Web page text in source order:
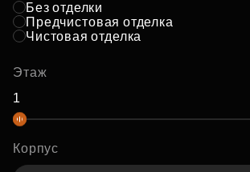
Без отделки
Предчистовая отделка
Чистовая отделка
Этаж
Корпус